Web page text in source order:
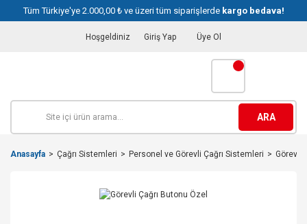
Tüm Türkiye'ye 2.000,00 ₺ ve üzeri tüm siparişlerde kargo bedava!
Hoşgeldiniz Giriş Yap Üye Ol
ARA
Anasayfa Çağrı Sistemleri Personel ve Görevli Çağrı Sistemleri Görevli